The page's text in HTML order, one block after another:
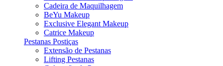
Cadeira de Maquilhagem
BeYu Makeup
Exclusive Elegant Makeup
Catrice Makeup
Pestanas Postiças
Extensão de Pestanas
Lifting Pestanas